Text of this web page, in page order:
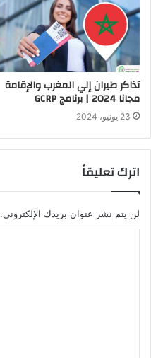
تذاكر طيران إلي المغرب والإقامة
مجانا 2024 | برنامج GCRP
23 يونيو، 2024
اترك تعليقاً
لن يتم نشر عنوان بريدك الإلكتروني.